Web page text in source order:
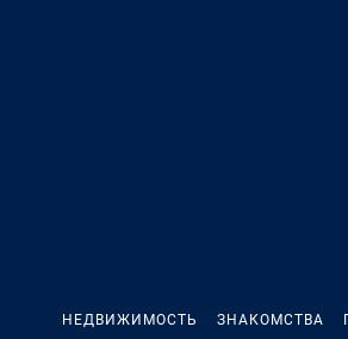
НЕДВИЖИМОСТЬ ЗНАКОМСТВА